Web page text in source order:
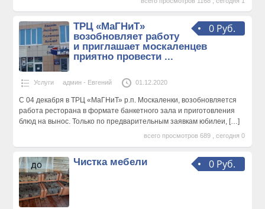
0 Руб.
ТРЦ «МаГНиТ»
возобновляет работу
и приглашает москаленцев
приятно провести ...
Услуги админ - Евгений 01.12.2020
С 04 декабря в ТРЦ «МаГНиТ» р.п. Москаленки, возобновляется
работа ресторана в формате банкетного зала и приготовления
блюд на вынос. Только по предварительным заявкам юбилеи, […]
всего просмотров 689 , сегодня 0
0 Руб.
Чистка мебели